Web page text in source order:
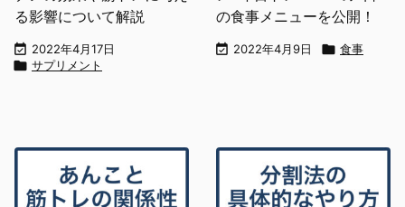
る影響について解説
 2022年4月17日
 サプリメント
の食事メニューを公開！
 2022年4月9日  食事